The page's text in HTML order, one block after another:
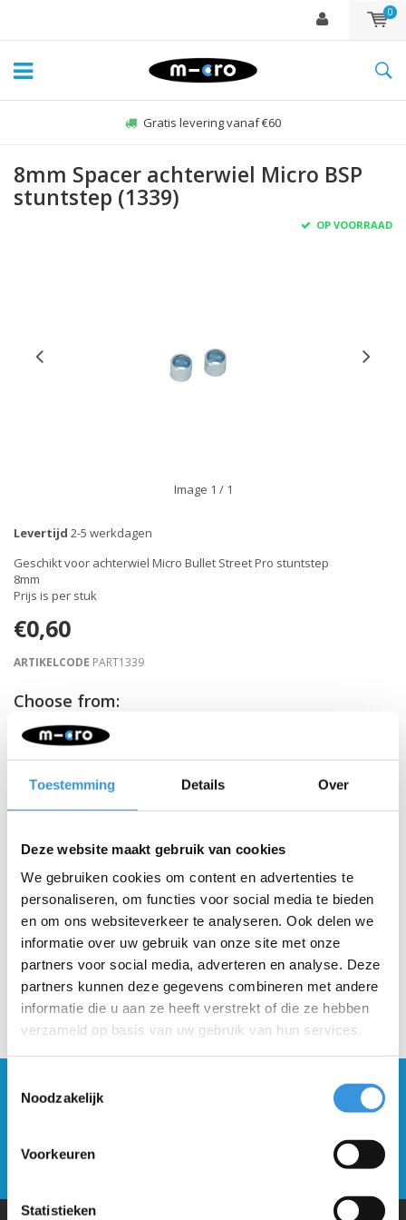
Toestemming Details Over
Deze website maakt gebruik van cookies
We gebruiken cookies om content en advertenties te
personaliseren, om functies voor social media te bieden
en om ons websiteverkeer te analyseren. Ook delen we
informatie over uw gebruik van onze site met onze
partners voor social media, adverteren en analyse. Deze
partners kunnen deze gegevens combineren met andere
informatie die u aan ze heeft verstrekt of die ze hebben
verzameld op basis van uw gebruik van hun services.
Noodzakelijk
Voorkeuren
Statistieken
0
Gratis levering vanaf €60
8mm Spacer achterwiel Micro BSP
stuntstep (1339)
OP VOORRAAD
Image 1 / 1
Levertijd 2-5 werkdagen
Geschikt voor achterwiel Micro Bullet Street Pro stuntstep
8mm
Prijs is per stuk
€0,60
ARTIKELCODE PART1339
Choose from:
Gratis verzending vanaf €60
Blijf op de hoogte en schrijf je in voor onze
Verstuur